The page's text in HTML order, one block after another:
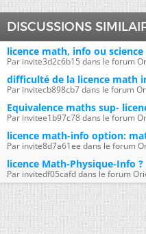
DISCUSSIONS
licence math, info ou
Par invite3d2c6b15 dans le forum
difficulté de la licence math
Par invitecb898cb7 dans le forum
Equivalence maths sup-
Par invitee1b97c78 dans le forum
licence math-info option:
Par invite8d7a61ee dans le forum
licence Math-Physique-Info ?
Par invitedf05cafd dans le forum